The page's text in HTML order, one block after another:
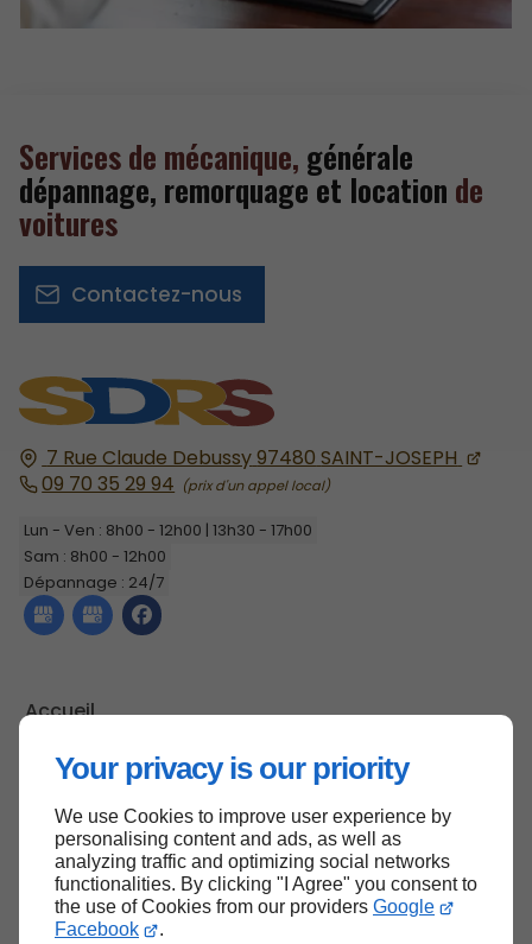
Your privacy is our priority
We use Cookies to improve user experience by
personalising content and ads, as well as
analyzing traffic and optimizing social networks
functionalities. By clicking "I Agree" you consent to
the use of Cookies from our providers Google
Facebook
.
7 Rue Claude Debussy97480 SAINT-JOSEPH
09 70 35 29 94
Lun - Ven : 8h00 - 12h00 | 13h30 - 17h00
Sam : 8h00 - 12h00
Dépannage : 24/7
Accueil
Mentions légales
Plan du site
Services de mécanique, générale
dépannage, remorquage et location de
voitures
Contactez-nous